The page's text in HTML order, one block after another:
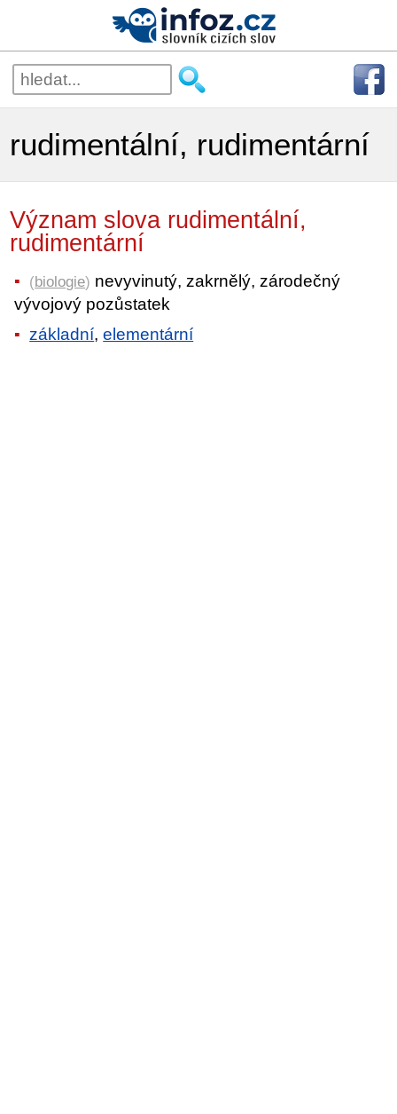
rudimentální, rudimentární
Význam slova rudimentální,
rudimentární
(biologie) nevyvinutý, zakrnělý, zárodečný
vývojový pozůstatek
základní,elementární